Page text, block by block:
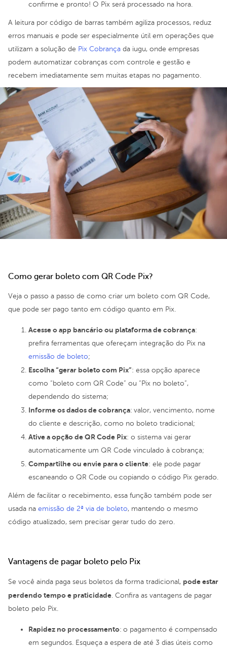
confirme e pronto! O Pix será processado na hora.
A leitura por código de barras também agiliza processos, reduz
erros manuais e pode ser especialmente útil em operações que
utilizam a solução de Pix Cobrança da iugu, onde empresas
podem automatizar cobranças com controle e gestão e
recebem imediatamente sem muitas etapas no pagamento.
Como gerar boleto com QR Code Pix?
Veja o passo a passo de como criar um boleto com QR Code,
que pode ser pago tanto em código quanto em Pix.
Acesse o app bancário ou plataforma de cobrança:
prefira ferramentas que ofereçam integração do Pix na
emissão de boleto;
Escolha “gerar boleto com Pix”: essa opção aparece
como “boleto com QR Code” ou “Pix no boleto”,
dependendo do sistema;
Informe os dados de cobrança: valor, vencimento, nome
do cliente e descrição, como no boleto tradicional;
Ative a opção de QR Code Pix: o sistema vai gerar
automaticamente um QR Code vinculado à cobrança;
Compartilhe ou envie para o cliente: ele pode pagar
escaneando o QR Code ou copiando o código Pix gerado.
Além de facilitar o recebimento, essa função também pode ser
usada na emissão de 2ª via de boleto, mantendo o mesmo
código atualizado, sem precisar gerar tudo do zero.
Vantagens de pagar boleto pelo Pix
Se você ainda paga seus boletos da forma tradicional, pode estar
perdendo tempo e praticidade . Confira as vantagens de pagar
boleto pelo Pix.
Rapidez no processamento: o pagamento é compensado
em segundos. Esqueça a espera de até 3 dias úteis como